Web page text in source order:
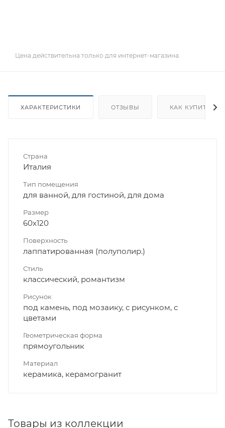
Цена действительна только для интернет-магазина.
ХАРАКТЕРИСТИКИ ОТЗЫВЫ КАК КУПИТЬ
Страна
Италия
Тип помещения
для ванной, для гостиной, для дома
Размер
60x120
Поверхность
лаппатированная (полуполир.)
Стиль
классический, романтизм
Рисунок
под камень, под мозаику, с рисунком, с
цветами
Геометрическая форма
прямоугольник
Материал
керамика, керамогранит
Товары из коллекции